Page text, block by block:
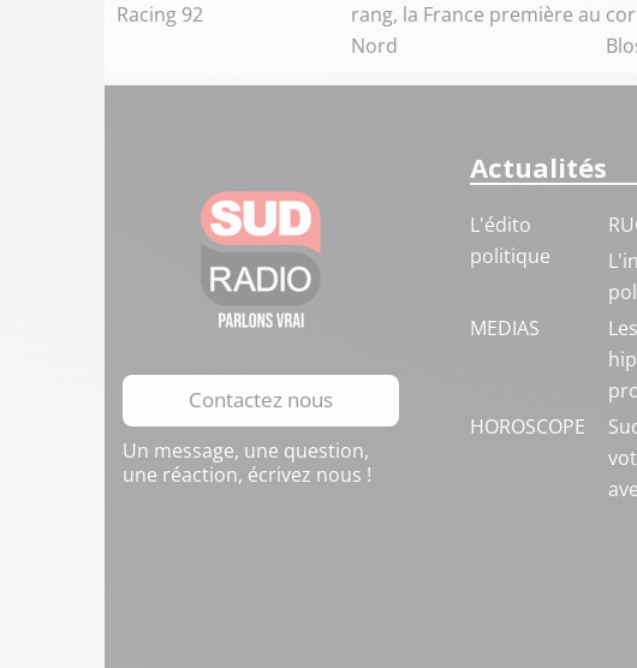
Racing 92
rang, la France première au
Nord
Contactez nous
Un message, une question,
une réaction, écrivez nous !
Actualités
L'édito
politique
MEDIAS
HOROSCOPE